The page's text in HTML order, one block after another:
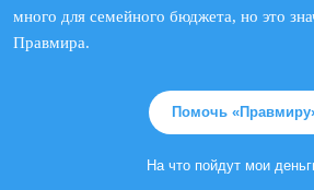
много для семейного бюджета, но это
Правмира.
Помочь
На что пойдут мои